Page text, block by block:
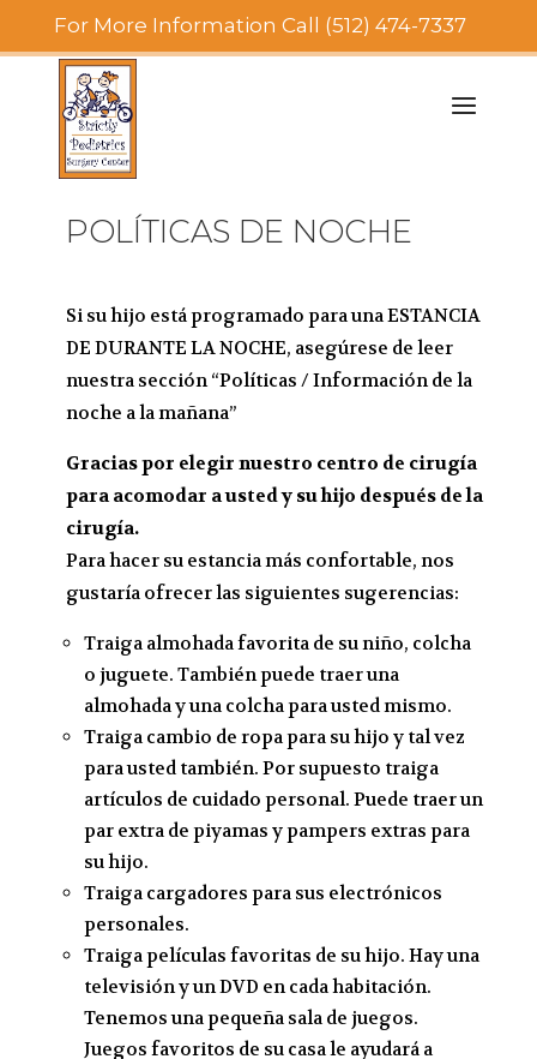
For More Information Call (512) 474-7337
POLÍTICAS DE NOCHE
Si su hijo está programado para una ESTANCIA
DE DURANTE LA NOCHE, asegúrese de leer
nuestra sección “Políticas / Información de la
noche a la mañana”
Gracias por elegir nuestro centro de cirugía
para acomodar a usted y su hijo después de la
cirugía.
Para hacer su estancia más confortable, nos
gustaría ofrecer las siguientes sugerencias:
Traiga almohada favorita de su niño, colcha
o juguete. También puede traer una
almohada y una colcha para usted mismo.
Traiga cambio de ropa para su hijo y tal vez
para usted también. Por supuesto traiga
artículos de cuidado personal. Puede traer un
par extra de piyamas y pampers extras para
su hijo.
Traiga cargadores para sus electrónicos
personales.
Traiga películas favoritas de su hijo. Hay una
televisión y un DVD en cada habitación.
Tenemos una pequeña sala de juegos.
Juegos favoritos de su casa le ayudará a